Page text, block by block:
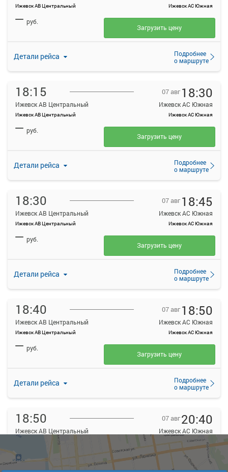
Ижевск АВ Центральный Ижевск АС Южная
Детали рейса
Подробнее
о маршруте
— руб.
Загрузить цену
18:15
Ижевск АВ Центральный
Ижевск АВ Центральный
07 авг 18:30
Ижевск АС Южная
Ижевск АС Южная
Детали рейса
Подробнее
о маршруте
— руб.
Загрузить цену
18:30
Ижевск АВ Центральный
Ижевск АВ Центральный
07 авг 18:45
Ижевск АС Южная
Ижевск АС Южная
Детали рейса
Подробнее
о маршруте
— руб.
Загрузить цену
18:40
Ижевск АВ Центральный
Ижевск АВ Центральный
07 авг 18:50
Ижевск АС Южная
Ижевск АС Южная
Детали рейса
Подробнее
о маршруте
— руб.
Загрузить цену
18:50
Ижевск АВ Центральный
Ижевск АВ Центральный
07 авг20:40
Ижевск АС Южная
Ижевск АС Южная
—
Загрузить цену